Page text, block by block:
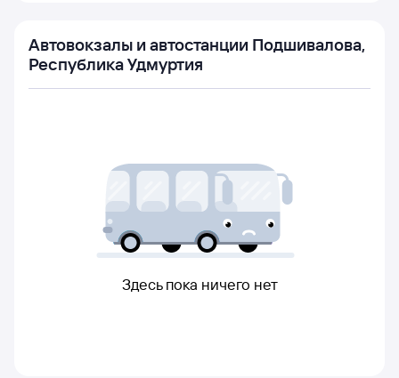
Автовокзалы и автостанции Подшивалова,
Республика Удмуртия
Здесь пока ничего нет